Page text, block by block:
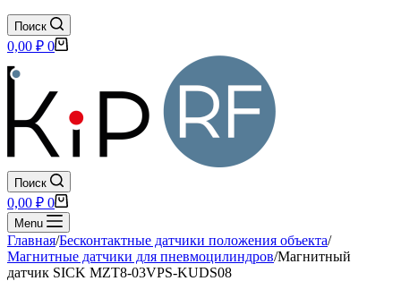
Поиск
Корзина
0,00 ₽ 0
Поиск
Корзина
0,00 ₽ 0
Menu
Главная/Бесконтактные датчики положения объекта/
Магнитные датчики для пневмоцилиндров/Магнитный
датчик SICK MZT8-03VPS-KUDS08